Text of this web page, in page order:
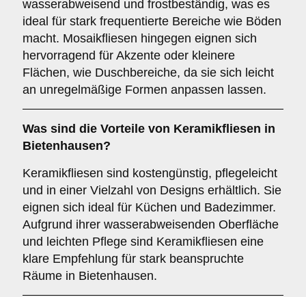
wasserabweisend und frostbeständig, was es
ideal für stark frequentierte Bereiche wie Böden
macht. Mosaikfliesen hingegen eignen sich
hervorragend für Akzente oder kleinere
Flächen, wie Duschbereiche, da sie sich leicht
an unregelmäßige Formen anpassen lassen.
Was sind die Vorteile von Keramikfliesen in
Bietenhausen?
Keramikfliesen sind kostengünstig, pflegeleicht
und in einer Vielzahl von Designs erhältlich. Sie
eignen sich ideal für Küchen und Badezimmer.
Aufgrund ihrer wasserabweisenden Oberfläche
und leichten Pflege sind Keramikfliesen eine
klare Empfehlung für stark beanspruchte
Räume in Bietenhausen.